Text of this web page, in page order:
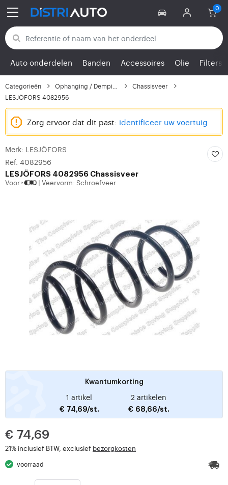
Terug naar categorieën
Auto onderdelen Banden Accessoires Olie Filters
Categorieën
Chassisveer
LESJÖFORS 4082956
Zorg ervoor dat dit past: identificeer uw voertuig
Merk: LESJÖFORS
Ref. 4082956
LESJÖFORS 4082956 Chassisveer
Voor Veervorm: Schroefveer
Kwantumkorting
1 artikel
€ 74,69/st.
2 artikelen
€ 68,66/st.
€ 74,69
21% inclusief BTW, exclusief bezorgkosten
voorraad